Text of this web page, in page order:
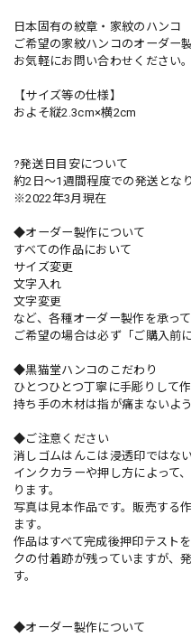
日本固有の紋章・家紋のハンコ
ご希望の家紋ハンコのオーダー
お気軽にお問い合わせください。
【サイズ等の仕様】
およそ縦2.3cm×横2cm
?発送日目安について
約2日〜1週間程度での発送とな
※2022年3月現在
◆オーダー製作について
すべての作品において
サイズ変更
文字入れ
文字変更
など、各種オーダー製作を承って
ご希望の場合は必ず「ご購入前
◆黒猫堂ハンコのこだわり
ひとつひとつ丁寧に手彫りして作
持ち手の木材は指が痛まないよ
◆ご注意ください
消しゴムはんこは浸透印ではな
インクカラーや押し方によって
ります。
写真は見本作品です。販売する
ます。
作品はすべて完成後押印テスト
クの付着跡が残っていますが、
す。
◆オーダー製作について